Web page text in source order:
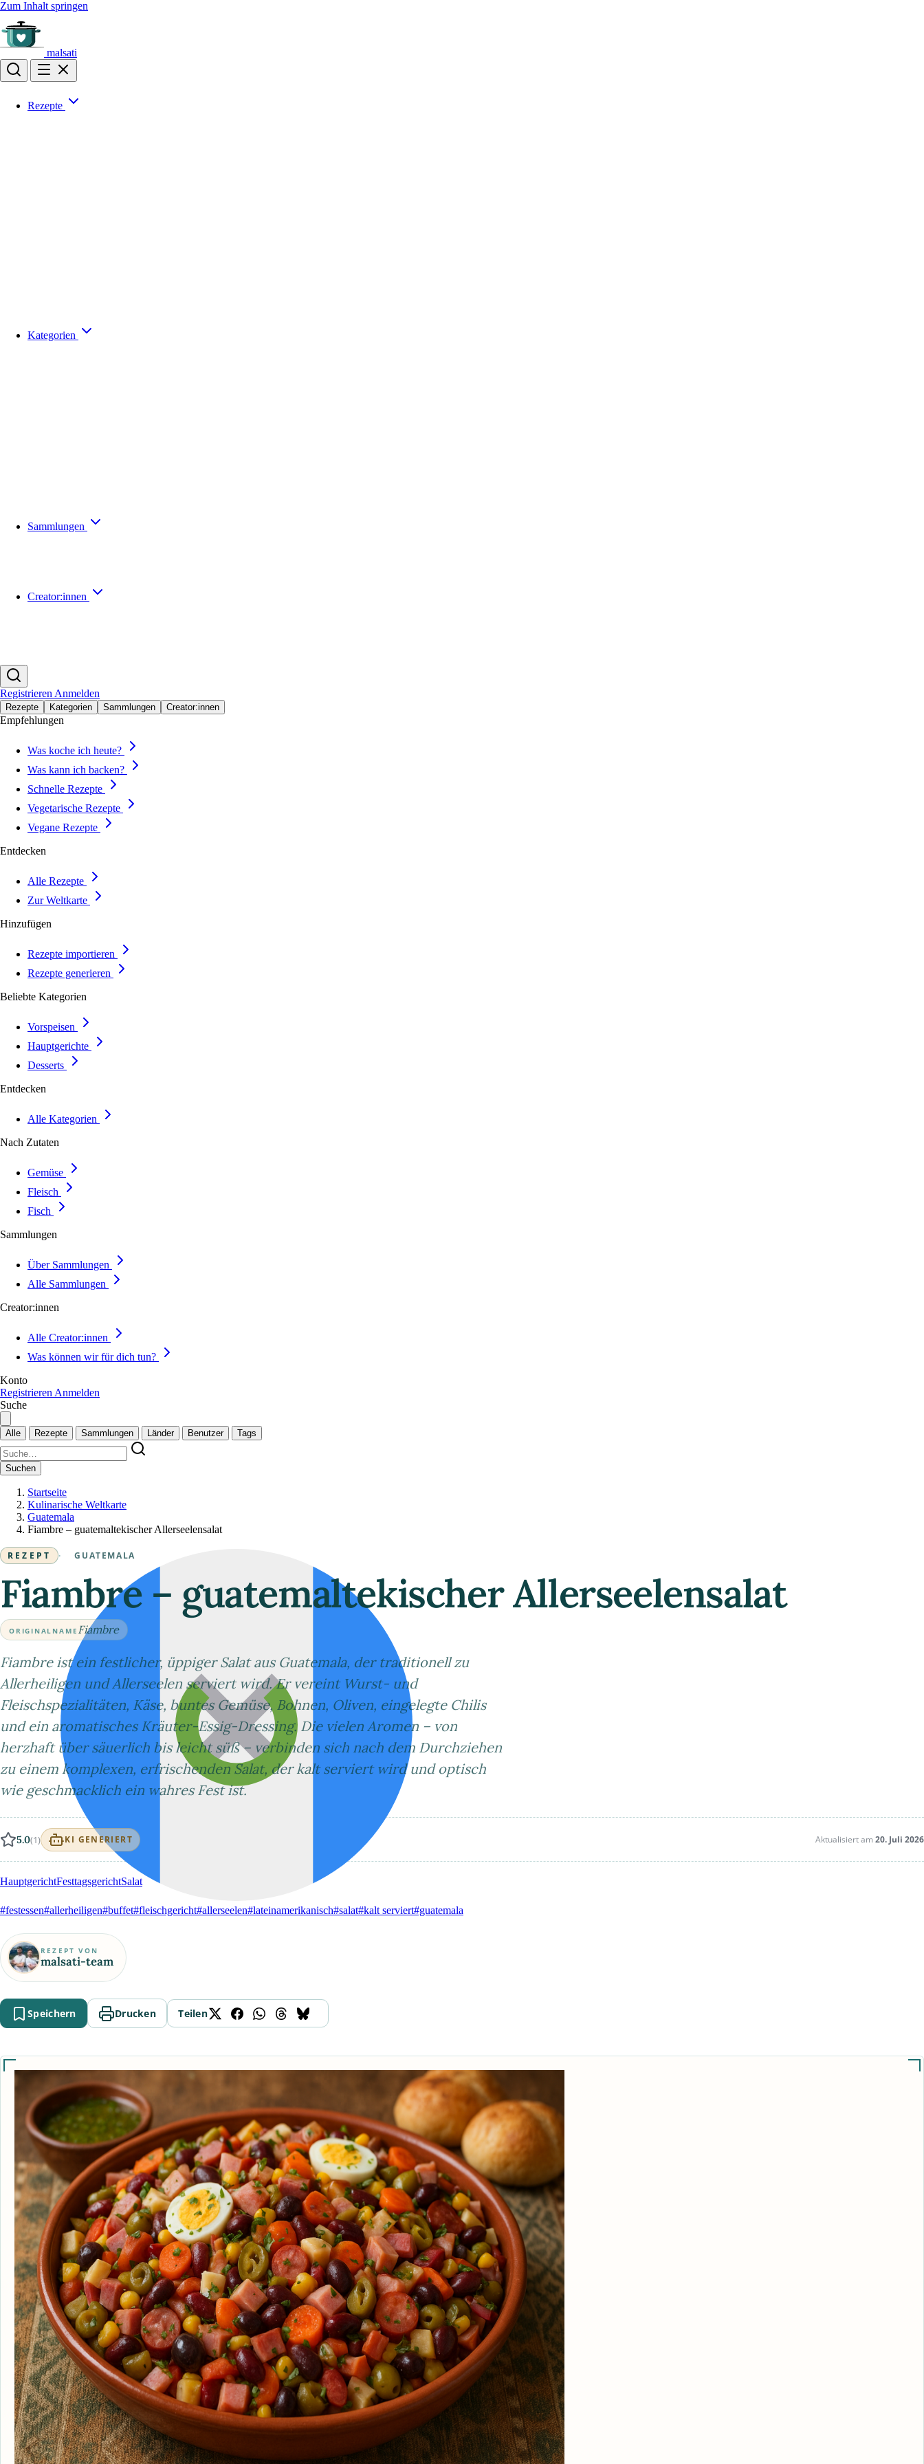
Zum Inhalt springen
malsati
Rezepte
Kategorien
Sammlungen
Creator:innen
Registrieren Anmelden
Rezepte Kategorien Sammlungen Creator:innen
Empfehlungen
Was koche ich heute?
Was kann ich backen?
Schnelle Rezepte
Vegetarische Rezepte
Vegane Rezepte
Entdecken
Alle Rezepte
Zur Weltkarte
Hinzufügen
Rezepte importieren
Rezepte generieren
Beliebte Kategorien
Vorspeisen
Hauptgerichte
Desserts
Entdecken
Alle Kategorien
Nach Zutaten
Gemüse
Fleisch
Fisch
Sammlungen
Über Sammlungen
Alle Sammlungen
Creator:innen
Alle Creator:innen
Was können wir für dich tun?
Konto
Registrieren Anmelden
Suche
Alle Rezepte Sammlungen Länder Benutzer Tags
Suchen
Startseite
Kulinarische Weltkarte
Guatemala
Fiambre – guatemaltekischer Allerseelensalat
REZEPT · GUATEMALA
Fiambre – guatemaltekischer Allerseelensalat
ORIGINALNAME Fiambre
Fiambre ist ein festlicher, üppiger Salat aus Guatemala, der traditionell zu
Allerheiligen und Allerseelen serviert wird. Er vereint Wurst- und
Fleischspezialitäten, Käse, buntes Gemüse, Bohnen, Oliven, eingelegte Chilis
und ein aromatisches Kräuter-Essig-Dressing. Die vielen Aromen – von
herzhaft über säuerlich bis leicht süß – verbinden sich nach dem Durchziehen
zu einem komplexen, erfrischenden Salat, der kalt serviert wird und optisch
wie geschmacklich ein wahres Fest ist.
5.0(1) KI GENERIERT Aktualisiert am 20. Juli 2026
HauptgerichtFesttagsgerichtSalat
#festessen#allerheiligen#buffet#fleischgericht#allerseelen#lateinamerikanisch#salat#kalt serviert#guatemala
REZEPT VON
malsati-team
Speichern Drucken Teilen